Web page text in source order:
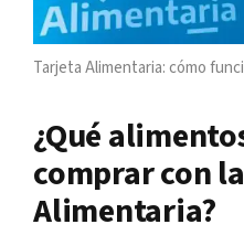
Tarjeta Alimentaria: cómo
¿Qué
comprar con
Alimentaria?